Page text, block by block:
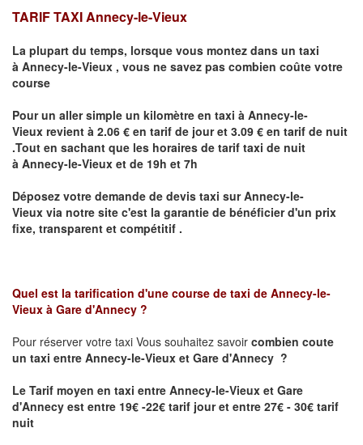
TARIF TAXI Annecy-le-Vieux
La plupart du temps, lorsque vous montez dans un taxi
à Annecy-le-Vieux , vous ne savez pas combien coûte votre
course
Pour un aller simple un kilomètre en taxi à Annecy-le-
Vieux revient à 2.06 € en tarif de jour et 3.09 € en tarif de nuit
.Tout en sachant que les horaires de tarif taxi de nuit
à Annecy-le-Vieux et de 19h et 7h
Déposez votre demande de devis taxi surAnnecy-le-
Vieux via notre site c'est la garantie de bénéficier d'un prix
fixe, transparent et compétitif .
Quel est la tarification d'une course de taxi de Annecy-le-
Vieux à Gare d'Annecy ?
Pour réserver votre taxi Vous souhaitez savoir combien coute
un taxi entre Annecy-le-Vieux et Gare d'Annecy ?
Le Tarif moyen en taxi entre Annecy-le-Vieux et Gare
d'Annecy est entre 19€ -22€ tarif jour et entre 27€ - 30€ tarif
nuit